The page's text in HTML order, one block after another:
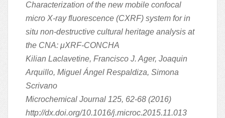
Characterization of the new mobile confocal
micro X-ray fluorescence (CXRF) system for in
situ non-destructive cultural heritage analysis at
the CNA: μXRF-CONCHA
Kilian Laclavetine, Francisco J. Ager, Joaquin
Arquillo, Miguel Ángel Respaldiza, Simona
Scrivano
Microchemical Journal 125, 62-68 (2016)
http://dx.doi.org/10.1016/j.microc.2015.11.013